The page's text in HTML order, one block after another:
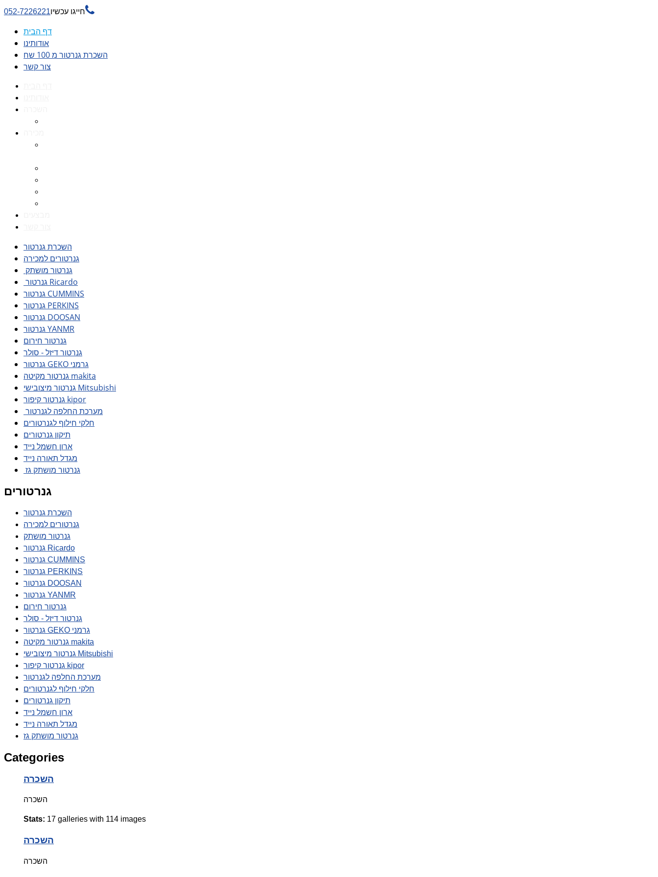
חייגו עכשיו052-7226221 
דף הבית
אודותינו
השכרת גנרטור מ 100 שח
צור קשר
השכרת גנרטור
גנרטורים למכירה
גנרטור מושתק
גנרטור Ricardo
גנרטור CUMMINS
גנרטור PERKINS
גנרטור DOOSAN
גנרטור YANMR
גנרטור חירום
גנרטור דיזל - סולר
גנרטור GEKO גרמני
גנרטור מקיטה makita
גנרטור מיצובישי Mitsubishi
גנרטור קיפור kipor
מערכת החלפה לגנרטור
חלקי חילוף לגנרטורים
תיקון גנרטורים
ארון חשמל נייד
מגדל תאורה נייד
גנרטור מושתק גז
גנרטורים
השכרת גנרטור
גנרטורים למכירה
גנרטור מושתק
גנרטור Ricardo
גנרטור CUMMINS
גנרטור PERKINS
גנרטור DOOSAN
גנרטור YANMR
גנרטור חירום
גנרטור דיזל - סולר
גנרטור GEKO גרמני
גנרטור מקיטה makita
גנרטור מיצובישי Mitsubishi
גנרטור קיפור kipor
מערכת החלפה לגנרטור
חלקי חילוף לגנרטורים
תיקון גנרטורים
ארון חשמל נייד
מגדל תאורה נייד
גנרטור מושתק גז
Categories
השכרה
השכרה
Stats: 17 galleries with 114 images
השכרה
השכרה